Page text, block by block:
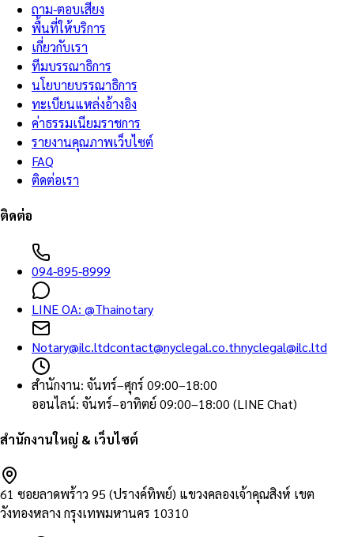
ถาม-ตอบเสียง
พื้นที่ให้บริการ
เกี่ยวกับเรา
ทีมบรรณาธิการ
นโยบายบรรณาธิการ
ทะเบียนแหล่งอ้างอิง
ค่าธรรมเนียมราชการ
รายงานคุณภาพเว็บไซต์
FAQ
ติดต่อเรา
ติดต่อ
094-895-8999
LINE OA: @Thainotary
Notary@ilc.ltdcontact@nyclegal.co.thnyclegal@ilc.ltd
สำนักงาน: จันทร์–ศุกร์ 09:00–18:00
ออนไลน์: จันทร์–อาทิตย์ 09:00–18:00 (LINE Chat)
สำนักงานใหญ่ & เว็บไซต์
61 ซอยลาดพร้าว 95 (ปรางค์ทิพย์) แขวงคลองเจ้าคุณสิงห์ เขต
วังทองหลาง กรุงเทพมหานคร 10310